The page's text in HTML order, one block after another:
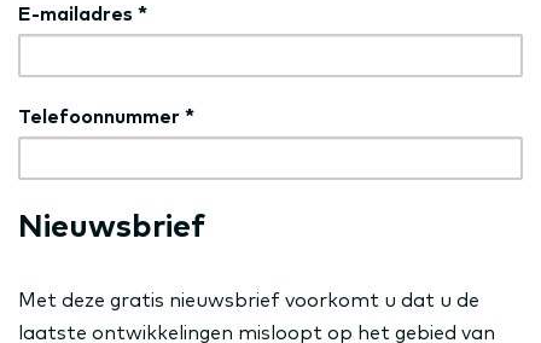
E-mailadres *
Telefoonnummer *
Nieuwsbrief
Met deze gratis nieuwsbrief voorkomt u dat u de
laatste ontwikkelingen misloopt op het gebied van